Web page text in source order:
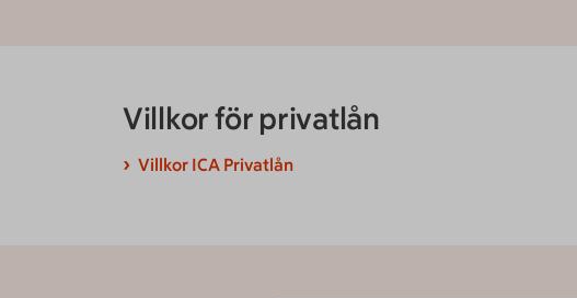
Villkor för privatlån
Villkor ICA Privatlån